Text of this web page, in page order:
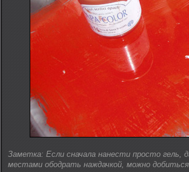
Заметка: Если сначала нанести просто гель,
местами ободрать наждачкой, можно